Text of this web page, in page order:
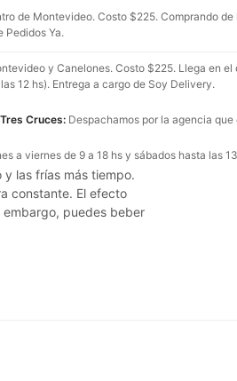
de Montevideo. Costo $225. Comprando
Pedidos Ya.
y Canelones. Costo $225. Llega en el
12 hs). Entrega a cargo de Soy Delivery.
Cruces: Despachamos por la agencia
a viernes de 9 a 18 hs y sábados hasta las
las frías más tiempo.
constante. El efecto
puedes beber